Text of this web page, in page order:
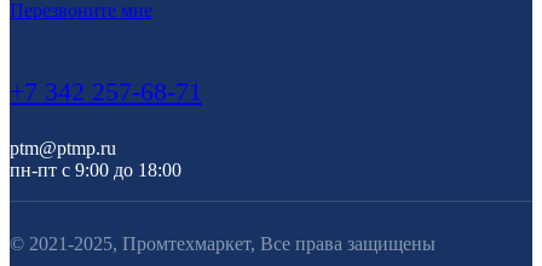
Перезвоните мне
+7 342 257-68-71
ptm@ptmp.ru
пн-пт с 9:00 до 18:00
© 2021-2025, Промтехмаркет, Все права защищены